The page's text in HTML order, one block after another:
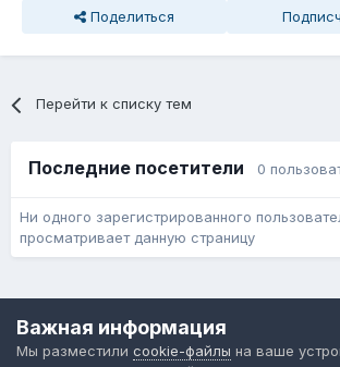
Поделиться
Перейти к списку тем
Последние посетители 0
Ни одного зарегистрированного
просматривает данную страницу
Форум общественного
Powered by Invision
Важная информация
Мы разместили cookie-файлы на ваше